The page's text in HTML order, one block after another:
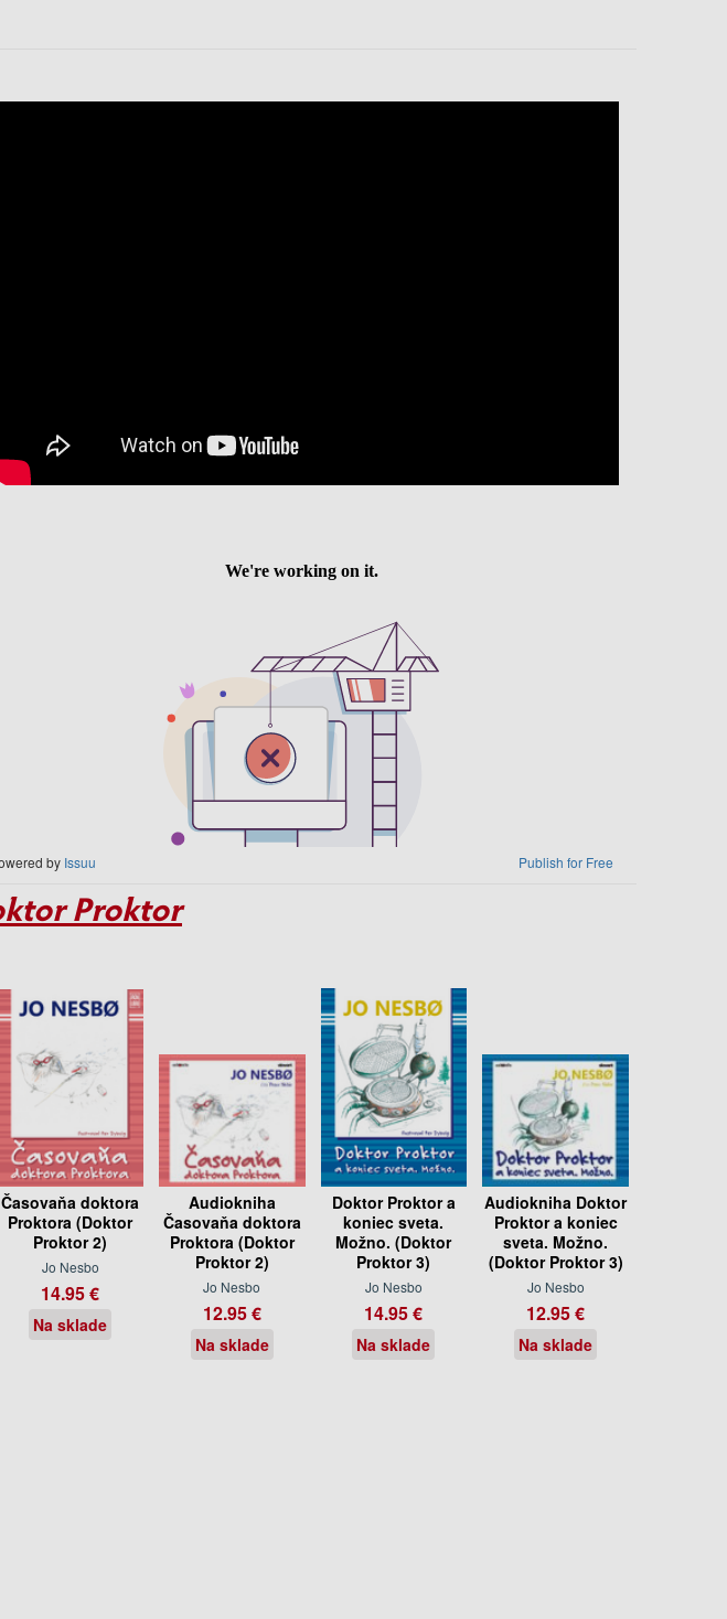
by Issuu Publish for Free
Proktor
Časovaňa doktora
Proktora (Doktor
Proktor 2)
Jo Nesbo
14.95 €
Na sklade
Audiokniha
Časovaňa doktora
Proktora (Doktor
Proktor 2)
Jo Nesbo
12.95 €
Na sklade
Doktor Proktor a
koniec sveta.
Možno. (Doktor
Proktor 3)
Jo Nesbo
14.95 €
Na sklade
Audiokniha Doktor
Proktor a koniec
sveta. Možno.
(Doktor Proktor 3)
Jo Nesbo
12.95 €
Na sklade